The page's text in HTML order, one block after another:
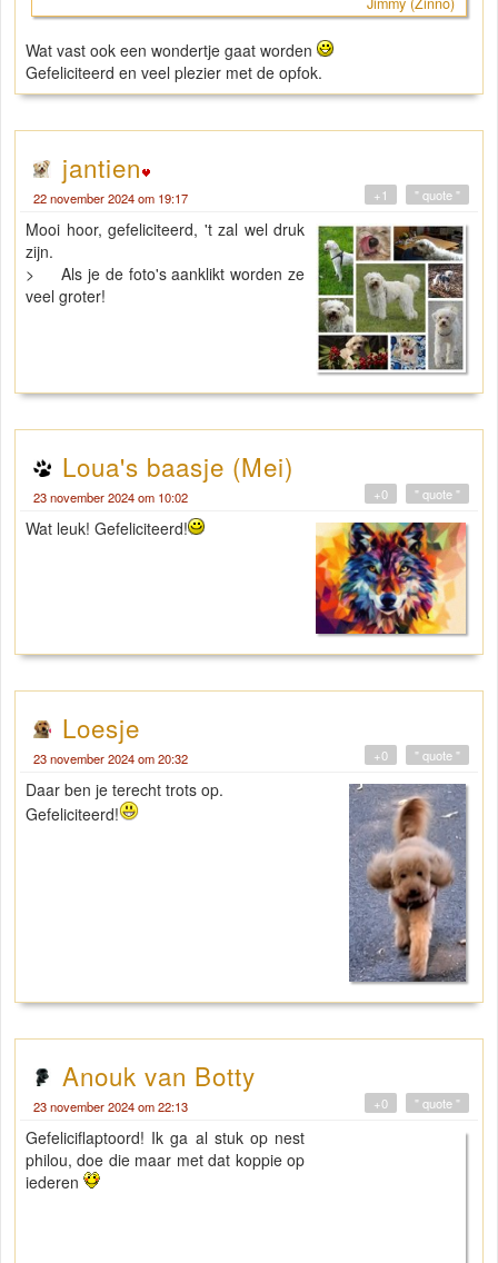
Wat vast ook een wondertje gaat worden
Gefeliciteerd en veel plezier met de opfok.
jantien
22 november 2024 om 19:17 " quote "
+1
Mooi hoor, gefeliciteerd, 't zal wel druk
zijn.
> Als je de foto's aanklikt worden ze
veel groter!
Loua's baasje (Mei)
23 november 2024 om 10:02 " quote "
+0
Wat leuk! Gefeliciteerd!
Loesje
23 november 2024 om 20:32 " quote "
+0
Daar ben je terecht trots op.
Gefeliciteerd!
Anouk van Botty
23 november 2024 om 22:13 " quote "
+0
Gefeliciflaptoord! Ik ga al stuk op nest
philou, doe die maar met dat koppie op
iederen